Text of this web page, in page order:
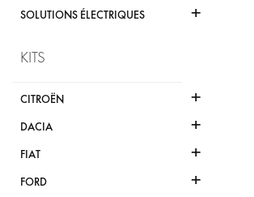
SOLUTIONS ÉLECTRIQUES +
KITS
CITROËN +
DACIA +
FIAT +
FORD +